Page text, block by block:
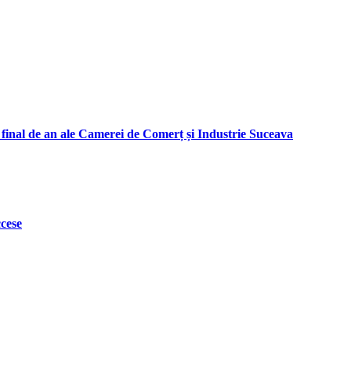
de an ale Camerei de Comerț și Industrie Suceava